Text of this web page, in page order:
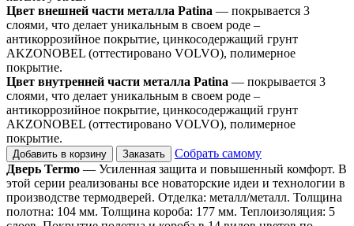
Цвет внешней части металла Patina — покрывается 3
слоями, что делает уникальным в своем роде –
антикоррозийное покрытие, цинкосодержащий грунт
AKZONOBEL (оттестировано VOLVO), полимерное
покрытие.
Цвет внутренней части металла Patina — покрывается 3
слоями, что делает уникальным в своем роде –
антикоррозийное покрытие, цинкосодержащий грунт
AKZONOBEL (оттестировано VOLVO), полимерное
покрытие.
Добавить в корзину Заказать
Собрать самому
Дверь Termo — Усиленная защита и повышенный комфорт. В
этой серии реализованы все новаторские идеи и технологии в
производстве термодверей. Отделка: металл/металл. Толщина
полотна: 104 мм. Толщина короба: 177 мм. Теплоизоляция: 5